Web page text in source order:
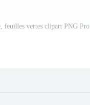
feuilles vertes clipart PNG Pro